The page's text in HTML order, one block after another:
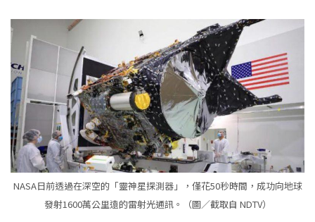
NASA日前透過在深空的「靈神星探測器」，僅花50秒時間，成功向地球
發射1600萬公里遠的雷射光通訊。（圖／截取自 NDTV）